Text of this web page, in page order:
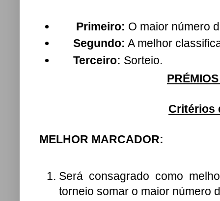
Primeiro: O maior número
Segundo: A melhor
Terceiro: Sorteio.
Critérios
MELHOR MARCADOR:
Será consagrado como
torneio somar o maior número